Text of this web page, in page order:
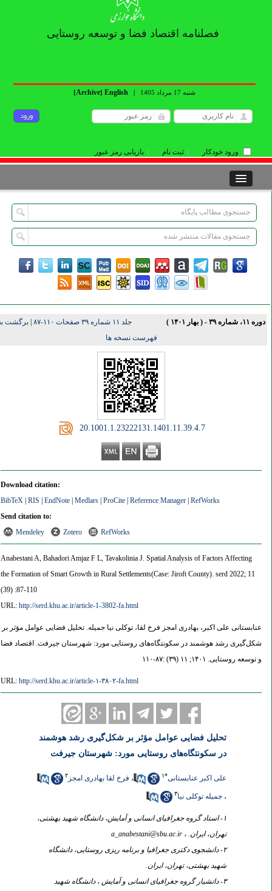
فصلنامه اقتصاد فضا و توسعه روستایی
شنبه 17 مرداد 1405 |
English
[Archive]
ورود خودکار ثبت نام بازیابی رمز عبور
۱۱، شماره ۳۹ - ( بهار ۱۴۰۱ ) جلد ۱۱ شماره ۳۹ صفحات ۱۱۰-۸۷ |برگشت به
فهرست نسخه ها
‎ 20.1001.1.23222131.1401.11.39.4.7
Download citation:
BibTeX|RIS|EndNote|Medlars|ProCite|Reference Manager|RefWorks
Send citation to:
Mendeley
Zotero RefWorks
Anabestani A, Bahadori Amjaz F L, Tavakolinia J. Spatial Analysis of Factors Affecting
the Formation of Smart Growth in Rural Settlements(Case: Jiroft County). serd 2022; 11
(39) :87-110
URL:http://serd.khu.ac.ir/article-1-3802-fa.html
عنابستانی علی اکبر، بهادری امجز فرخ لقا، توکلی نیا جمیله. تحلیل فضایی عوامل مؤثر بر
شکل‌گیری رشد هوشمند در سکونتگاه‌های روستایی مورد: شهرستان جیرفت. اقتصاد فضا
و توسعه روستایی. ۱۴۰۱; ۱۱ (۳۹) :۸۷-۱۱۰
URL:http://serd.khu.ac.ir/article-۱-۳۸۰۲-fa.html
تحلیل فضایی عوامل مؤثر بر شکل‌گیری رشد هوشمند
در سکونتگاه‌های روستایی مورد: شهرستان جیرفت
علی اکبر عنابستانی ، فرخ لقا بهادری امجز
جمیله توکلی نیا
۱- استاد گروه جغرافیای انسانی و آمایش، دانشگاه شهید بهشتی،
تهران، ایران. ، a_anabestani@sbu.ac.ir
۲- دانشجوی دکتری جغرافیا و برنامه ریزی روستایی، دانشگاه
شهید بهشتی، تهران، ایران.
۳- دانشیار گروه جغرافیای انسانی و آمایش ، دانشگاه شهید